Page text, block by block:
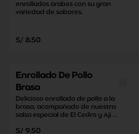
enrollados árabes con su gran
variedad de sabores.
S/ 8.50
Enrollado De Pollo
Brasa
Delicioso enrollado de pollo a la
brasa, acompañado de nuestra
salsa especial de El Cedro y Ají
papa dorada.
S/ 9.50